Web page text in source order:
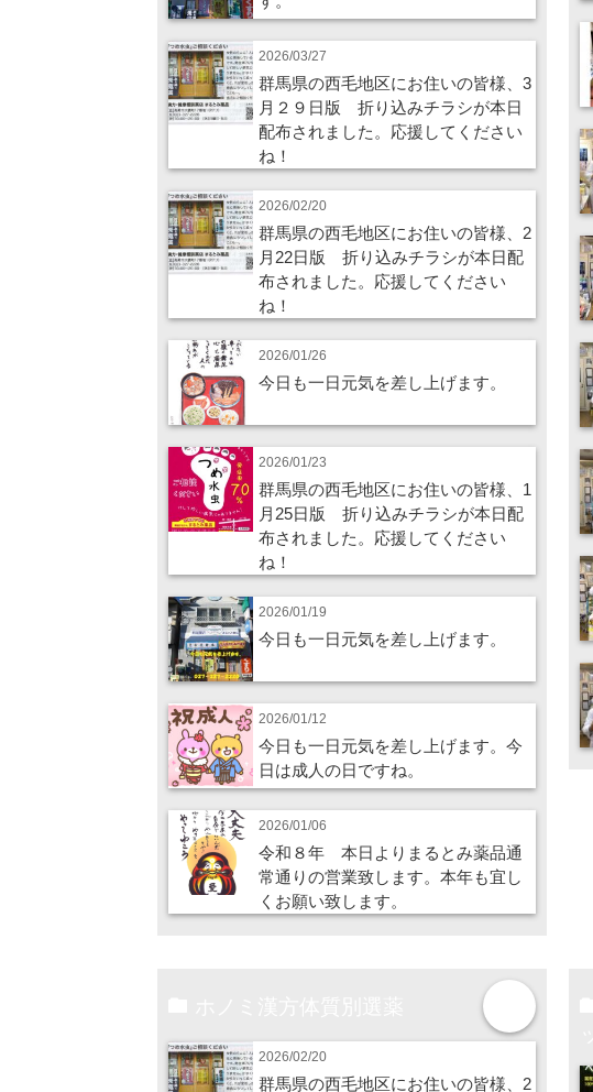
2026/03/27
群馬県の西毛地区にお住いの皆様、3
月２９日版 折り込みチラシが本日
配布されました。応援してください
ね！
2026/02/20
群馬県の西毛地区にお住いの皆様、2
月22日版 折り込みチラシが本日配
布されました。応援してください
ね！
2026/01/26
今日も一日元気を差し上げます。
2026/01/23
群馬県の西毛地区にお住いの皆様、1
月25日版 折り込みチラシが本日配
布されました。応援してください
ね！
2026/01/19
今日も一日元気を差し上げます。
2026/01/12
今日も一日元気を差し上げます。今
日は成人の日ですね。
2026/01/06
令和８年 本日よりまるとみ薬品通
常通りの営業致します。本年も宜し
くお願い致します。
2026/02/20
群馬県の西毛地区にお住いの皆様、2